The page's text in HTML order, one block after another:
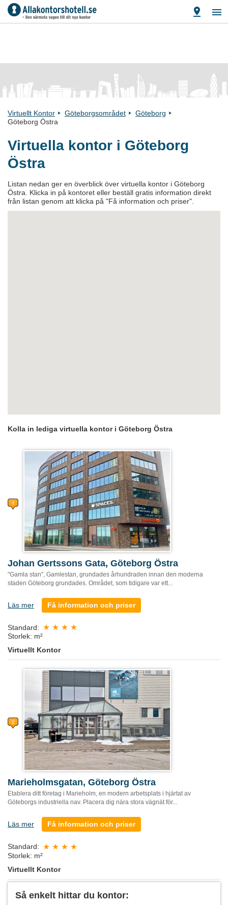
Virtuellt Kontor Göteborgsområdet
Göteborg
Göteborg Östra
Virtuella kontor i Göteborg
Östra
Listan nedan ger en överblick över virtuella kontor i Göteborg
Östra. Klicka in på kontoret eller beställ gratis information direkt
från listan genom att klicka på "Få information och priser".
Kolla in lediga virtuella kontor i Göteborg Östra
Johan Gertssons Gata, Göteborg Östra
"Gamla stan", Gamlestan, grundades århundraden innan den moderna
staden Göteborg grundades. Området, som tidigare var ett...
Läs mer Få information och priser
Standard:
Storlek: m²
Virtuellt Kontor
Marieholmsgatan, Göteborg Östra
Etablera ditt företag i Marieholm, en modern arbetsplats i hjärtat av
Göteborgs industriella nav. Placera dig nära stora vägnät för...
Läs mer Få information och priser
Standard:
Storlek: m²
Virtuellt Kontor
Så enkelt hittar du kontor: